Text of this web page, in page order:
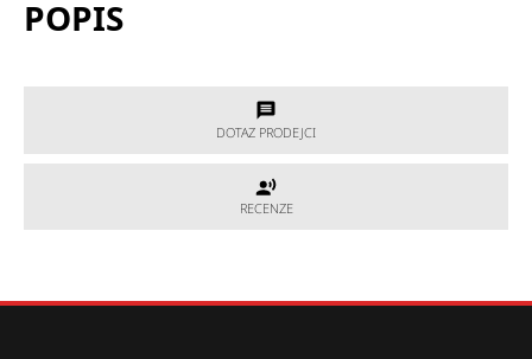
POPIS
DOTAZ PRODEJCI
DOTAZ PRODEJCI
Neváhejte se na nás obrátit a my Vám rádi pomůžeme.
RECENZE